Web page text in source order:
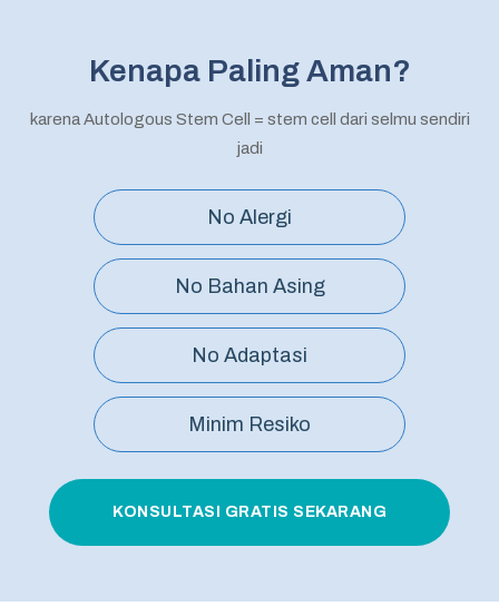
Kenapa Paling Aman?
karena Autologous Stem Cell = stem cell dari selmu sendiri
jadi
No Alergi
No Bahan Asing
No Adaptasi
Minim Resiko
KONSULTASI GRATIS SEKARANG